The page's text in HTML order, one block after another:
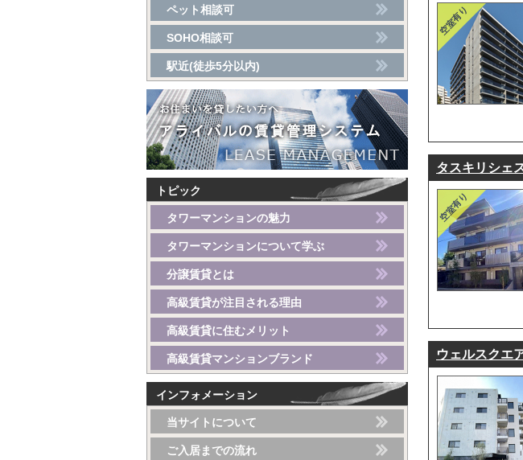
タスキリシェ
ウェルスクエ
ペット相談可
SOHO相談可
駅近(徒歩5分以内)
トピック
タワーマンションの魅力
タワーマンションについて学ぶ
分譲賃貸とは
高級賃貸が注目される理由
高級賃貸に住むメリット
高級賃貸マンションブランド
インフォメーション
当サイトについて
ご入居までの流れ